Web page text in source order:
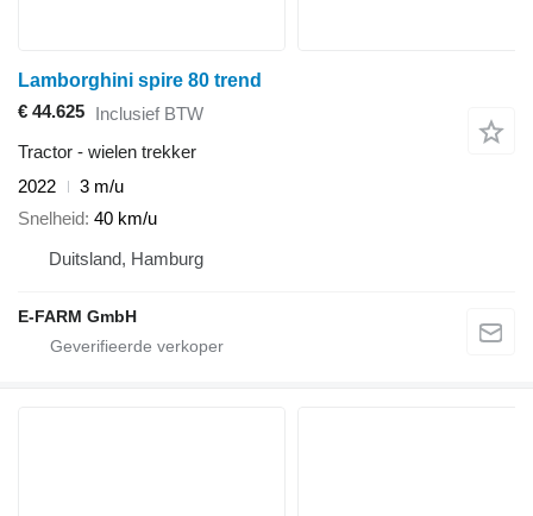
Lamborghini spire 80 trend
€ 44.625 Inclusief BTW
Tractor - wielen trekker
2022
3 m/u
Snelheid 40 km/u
Duitsland, Hamburg
E-FARM GmbH